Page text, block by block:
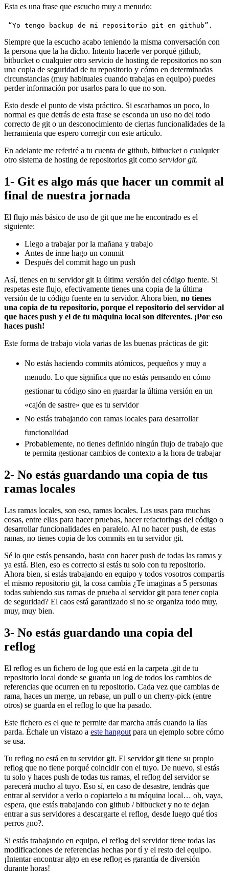
Esta es una frase que escucho muy a menudo:
“Yo tengo backup de mi repositorio git en github”.
Siempre que la escucho acabo teniendo la misma conversación con
la persona que la ha dicho. Intento hacerle ver porqué github,
bitbucket o cualquier otro servicio de hosting de repositorios no son
una copia de seguridad de tu repositorio y cómo en determinadas
circunstancias (muy habituales cuando trabajas en equipo) puedes
perder información por usarlos para lo que no son.
Esto desde el punto de vista práctico. Si escarbamos un poco, lo
normal es que detrás de esta frase se esconda un uso no del todo
correcto de git o un desconocimiento de ciertas funcionalidades de la
herramienta que espero corregir con este artículo.
En adelante me referiré a tu cuenta de github, bitbucket o cualquier
otro sistema de hosting de repositorios git como servidor git.
1- Git es algo más que hacer un commit al
final de nuestra jornada
El flujo más básico de uso de git que me he encontrado es el
siguiente:
Llego a trabajar por la mañana y trabajo
Antes de irme hago un commit
Después del commit hago un push
Así, tienes en tu servidor git la última versión del código fuente. Si
respetas este flujo, efectivamente tienes una copia de la última
versión de tu código fuente en tu servidor. Ahora bien, no tienes
una copia de tu repositorio, porque el repositorio del servidor al
que haces push y el de tu máquina local son diferentes. ¡Por eso
haces push!
Este forma de trabajo viola varias de las buenas prácticas de git:
No estás haciendo commits atómicos, pequeños y muy a
menudo. Lo que significa que no estás pensando en cómo
gestionar tu código sino en guardar la última versión en un
«cajón de sastre» que es tu servidor
No estás trabajando con ramas locales para desarrollar
funcionalidad
Probablemente, no tienes definido ningún flujo de trabajo que
te permita gestionar cambios de contexto a la hora de trabajar
2- No estás guardando una copia de tus
ramas locales
Las ramas locales, son eso, ramas locales. Las usas para muchas
cosas, entre ellas para hacer pruebas, hacer refactorings del código o
desarrollar funcionalidades en paralelo. Al no hacer push, de estas
ramas, no tienes copia de los commits en tu servidor git.
Sé lo que estás pensando, basta con hacer push de todas las ramas y
ya está. Bien, eso es correcto si estás tu solo con tu repositorio.
Ahora bien, si estás trabajando en equipo y todos vosotros compartís
el mismo repositorio git, la cosa cambia ¿Te imaginas a 5 personas
todas subiendo sus ramas de prueba al servidor git para tener copia
de seguridad? El caos está garantizado si no se organiza todo muy,
muy, muy bien.
3- No estás guardando una copia del
reflog
El reflog es un fichero de log que está en la carpeta .git de tu
repositorio local donde se guarda un log de todos los cambios de
referencias que ocurren en tu repositorio. Cada vez que cambias de
rama, haces un merge, un rebase, un pull o un cherry-pick (entre
otros) se guarda en el reflog lo que ha pasado.
Este fichero es el que te permite dar marcha atrás cuando la lías
parda. Échale un vistazo a este hangout para un ejemplo sobre cómo
se usa.
Tu reflog no está en tu servidor git. El servidor git tiene su propio
reflog que no tiene porqué coincidir con el tuyo. De nuevo, si estás
tu solo y haces push de todas tus ramas, el reflog del servidor se
parecerá mucho al tuyo. Eso sí, en caso de desastre, tendrás que
entrar al servidor a verlo o copiartelo a tu máquina local… oh, vaya,
espera, que estás trabajando con github / bitbucket y no te dejan
entrar a sus servidores a descargarte el reflog, desde luego qué tíos
perros ¿no?.
Si estás trabajando en equipo, el reflog del servidor tiene todas las
modificaciones de referencias hechas por tí y el resto del equipo.
¡Intentar encontrar algo en ese reflog es garantía de diversión
durante horas!